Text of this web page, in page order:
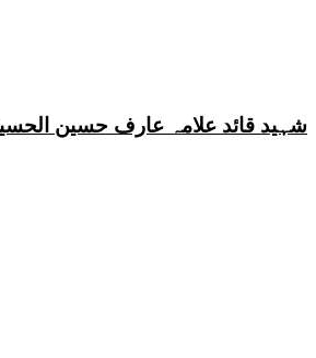
شہید قائد علامہ عارف حسین